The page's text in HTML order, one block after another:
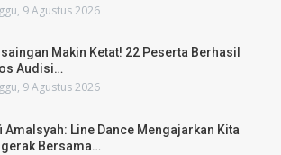
9 Agustus 2026
Makin Ketat! 22 Peserta Berhasil
Audisi…
9 Agustus 2026
Amalsyah: Line Dance Mengajarkan Kita
Bersama…